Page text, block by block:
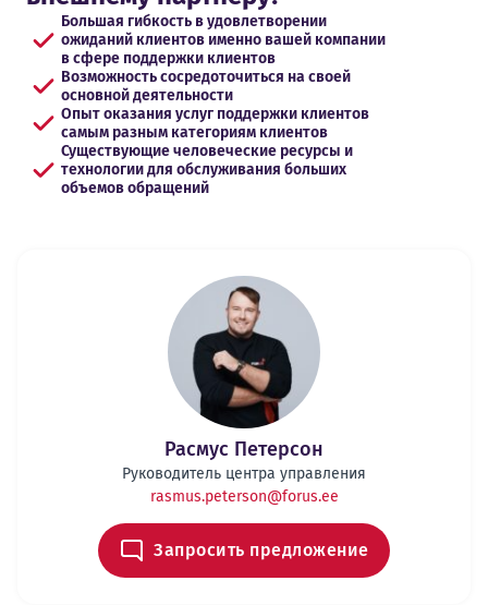
Большая гибкость в удовлетворении
ожиданий клиентов именно вашей компании
в сфере поддержки клиентов
Возможность сосредоточиться на своей
основной деятельности
Опыт оказания услуг поддержки клиентов
самым разным категориям клиентов
Существующие человеческие ресурсы и
технологии для обслуживания больших
объемов обращений
Расмус Петерсон
Руководитель центра управления
rasmus.peterson@forus.ee
Запросить предложение